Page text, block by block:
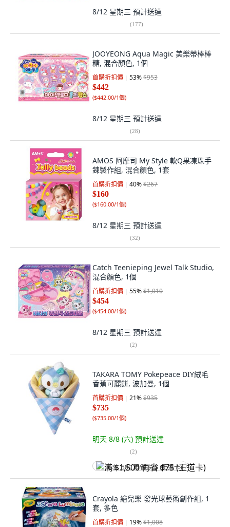
8/12 星期三 預計送達
(177)
JOOYEONG Aqua Magic 美樂蒂棒棒
糖, 混合顏色, 1個
首購折扣價 53%$953
$442
($442.00/1個)
8/12 星期三 預計送達
(28)
AMOS 阿摩司 My Style 軟Q果凍珠手
鍊製作組, 混合顏色, 1套
首購折扣價 40%$267
$160
($160.00/1個)
8/12 星期三 預計送達
(32)
Catch Teenieping Jewel Talk Studio,
混合顏色, 1個
首購折扣價 55%$1,010
$454
($454.00/1個)
8/12 星期三 預計送達
(2)
TAKARA TOMY Pokepeace DIY絨毛
香蕉可麗餅, 波加曼, 1個
首購折扣價 21%$935
$735
($735.00/1個)
明天 8/8 (六) 預計送達
(2)
满 $1,500 再省 $75 (王道卡)
Crayola 繪兒樂 發光球藝術創作組, 1
套, 多色
首購折扣價 19%$1,008